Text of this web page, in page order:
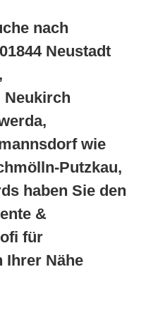
nach
Neustadt
wie
Putzkau,
haben Sie den
&
für
Ihrer Nähe